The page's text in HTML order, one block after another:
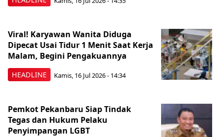
HEADLINE
Viral! Karyawan Wanita Diduga
Dipecat Usai Tidur 1 Menit Saat Kerja
Malam, Begini Pengakuannya
Kamis, 16 Jul 2026 - 14:34
Pemkot Pekanbaru Siap Tindak
Tegas dan Hukum Pelaku
Penyimpangan LGBT